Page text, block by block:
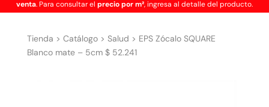
venta. Para consultar el precio por m², ingresa al detalle del producto.
Tienda > Catálogo> Salud > EPS Zócalo SQUARE
Blanco mate – 5cm $ 52.241